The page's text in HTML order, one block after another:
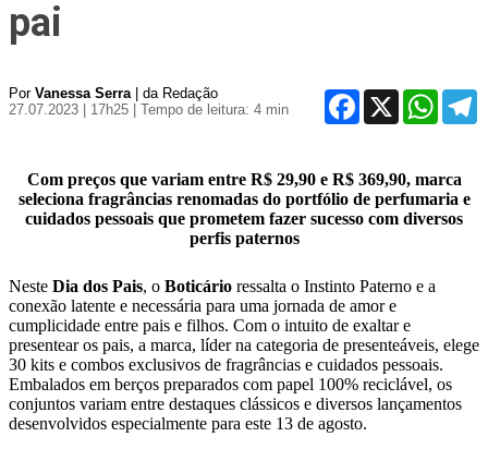
pai
Por Vanessa Serra| da Redação
27.07.2023 | 17h25
| Tempo de leitura: 4 min
Facebook
X
Com preços que variam entre R$ 29,90 e R$ 369,90, marca
seleciona fragrâncias renomadas do portfólio de perfumaria e
cuidados pessoais que prometem fazer sucesso com diversos
perfis paternos
Neste Dia dos Pais, o Boticário ressalta o Instinto Paterno e a
conexão latente e necessária para uma jornada de amor e
cumplicidade entre pais e filhos. Com o intuito de exaltar e
presentear os pais, a marca, líder na categoria de presenteáveis, elege
30 kits e combos exclusivos de fragrâncias e cuidados pessoais.
Embalados em berços preparados com papel 100% reciclável, os
conjuntos variam entre destaques clássicos e diversos lançamentos
desenvolvidos especialmente para este 13 de agosto.